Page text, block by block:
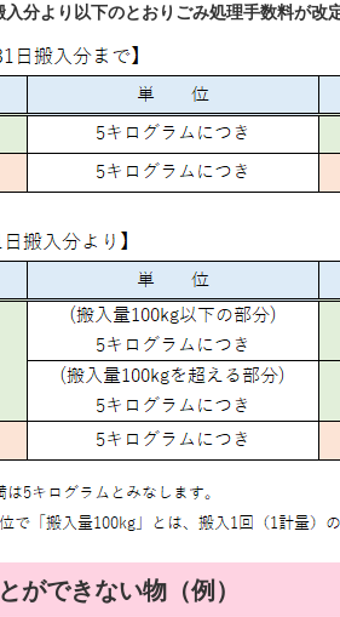
分より以下のとおりごみ処理手数料が改
ができない物（例）